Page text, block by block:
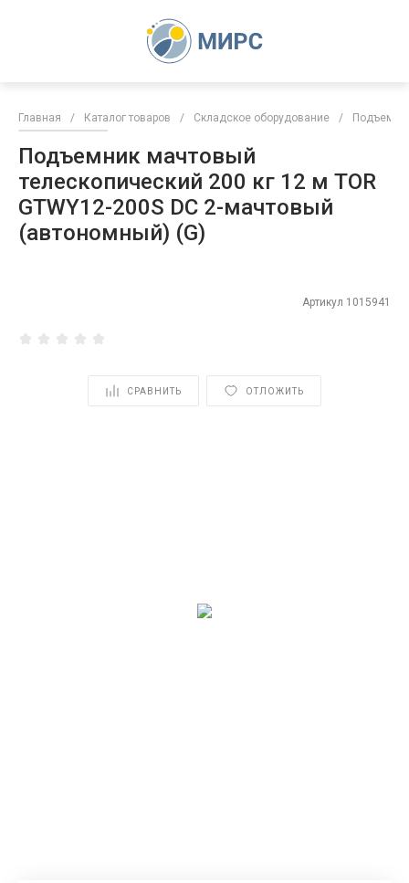
Главная / Каталог товаров / Складское оборудование /
Подъемник мачтовый
телескопический 200 кг 12 м TOR
GTWY12-200S DC 2-мачтовый
(автономный) (G)
Артикул 1015941
СРАВНИТЬ ОТЛОЖИТЬ